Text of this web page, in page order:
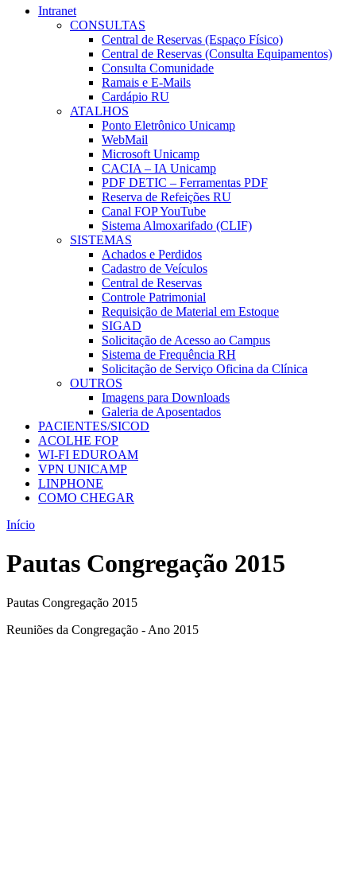
Intranet
CONSULTAS
Central de Reservas (Espaço Físico)
Central de Reservas (Consulta Equipamentos)
Consulta Comunidade
Ramais e E-Mails
Cardápio RU
ATALHOS
Ponto Eletrônico Unicamp
WebMail
Microsoft Unicamp
CACIA – IA Unicamp
PDF DETIC – Ferramentas PDF
Reserva de Refeições RU
Canal FOP YouTube
Sistema Almoxarifado (CLIF)
SISTEMAS
Achados e Perdidos
Cadastro de Veículos
Central de Reservas
Controle Patrimonial
Requisição de Material em Estoque
SIGAD
Solicitação de Acesso ao Campus
Sistema de Frequência RH
Solicitação de Serviço Oficina da Clínica
OUTROS
Imagens para Downloads
Galeria de Aposentados
PACIENTES/SICOD
ACOLHE FOP
WI-FI EDUROAM
VPN UNICAMP
LINPHONE
COMO CHEGAR
Início
Pautas Congregação 2015
Pautas Congregação 2015
Reuniões da Congregação - Ano 2015